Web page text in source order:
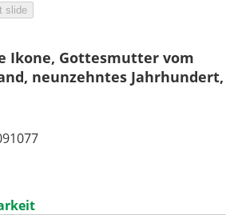
slide
Ikone, Gottesmutter vom
neunzehntes Jahrhundert,